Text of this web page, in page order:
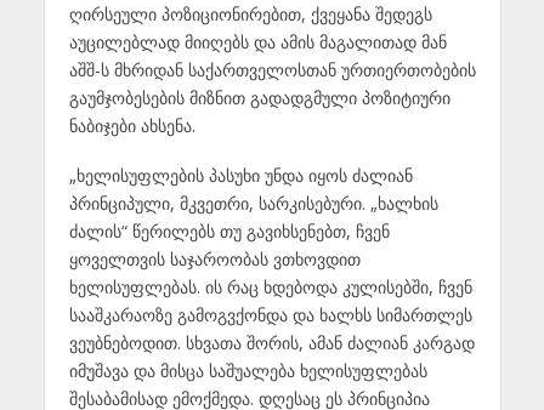
ღირსეული პოზიციონირებით, ქვეყანა შედეგს
აუცილებლად მიიღებს და ამის მაგალითად მან
აშშ-ს მხრიდან საქართველოსთან ურთიერთობების
გაუმჯობესების მიზნით გადადგმული პოზიტიური
ნაბიჯები ახსენა.
„ხელისუფლების პასუხი უნდა იყოს ძალიან
პრინციპული, მკვეთრი, სარკისებური. „ხალხის
ძალის“ წერილებს თუ გავიხსენებთ, ჩვენ
ყოველთვის საჯაროობას ვთხოვდით
ხელისუფლებას. ის რაც ხდებოდა კულისებში, ჩვენ
სააშკარაოზე გამოგვქონდა და ხალხს სიმართლეს
ვეუბნებოდით. სხვათა შორის, ამან ძალიან კარგად
იმუშავა და მისცა საშუალება ხელისუფლებას
შესაბამისად ემოქმედა. დღესაც ეს პრინციპია